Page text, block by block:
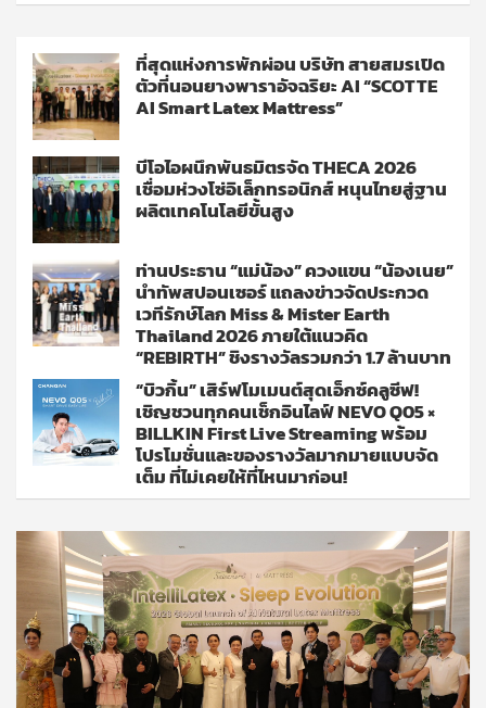
ที่สุดแห่งการพักผ่อน บริษัท สายสมรเปิด
ตัวที่นอนยางพาราอัจฉริยะ AI “SCOTTE
AI Smart Latex Mattress”
บีโอไอผนึกพันธมิตรจัด THECA 2026
เชื่อมห่วงโซ่อิเล็กทรอนิกส์ หนุนไทยสู่ฐาน
ผลิตเทคโนโลยีขั้นสูง
ท่านประธาน “แม่น้อง” ควงแขน “น้องเนย”
นำทัพสปอนเซอร์ แถลงข่าวจัดประกวด
เวทีรักษ์โลก Miss & Mister Earth
Thailand 2026 ภายใต้แนวคิด
“REBIRTH” ชิงรางวัลรวมกว่า 1.7 ล้านบาท
“บิวกิ้น” เสิร์ฟโมเมนต์สุดเอ็กซ์คลูซีฟ!
เชิญชวนทุกคนเช็กอินไลฟ์ NEVO Q05 ×
BILLKIN First Live Streaming พร้อม
โปรโมชั่นและของรางวัลมากมายแบบจัด
เต็ม ที่ไม่เคยให้ที่ไหนมาก่อน!